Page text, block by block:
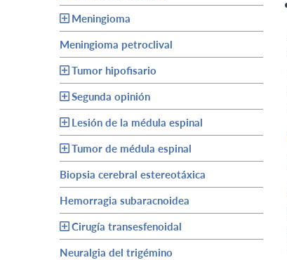
Meningioma
Meningioma petroclival
Tumor hipofisario
Segunda opinión
Lesión de la médula espinal
Tumor de médula espinal
Biopsia cerebral estereotáxica
Hemorragia subaracnoidea
Cirugía transesfenoidal
Neuralgia del trigémino